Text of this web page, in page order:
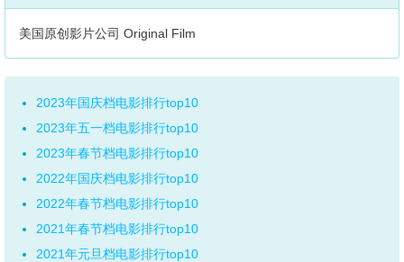
美国原创影片公司 Original Film
2023年国庆档电影排行top10
2023年五一档电影排行top10
2023年春节档电影排行top10
2022年国庆档电影排行top10
2022年春节档电影排行top10
2021年春节档电影排行top10
2021年元旦档电影排行top10